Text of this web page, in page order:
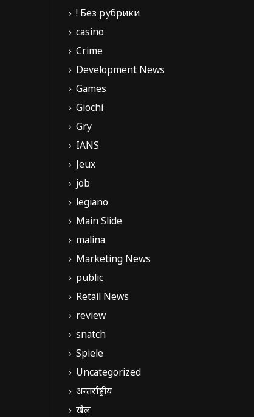
! Без рубрики
casino
Crime
Development News
Games
Giochi
Gry
IANS
Jeux
job
legiano
Main Slide
malina
Marketing News
public
Retail News
review
snatch
Spiele
Uncategorized
अन्तर्राष्ट्रीय
खेल